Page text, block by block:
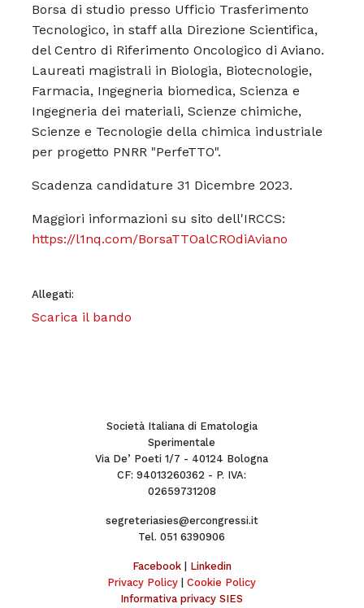
Borsa di studio presso Ufficio Trasferimento
Tecnologico, in staff alla Direzione Scientifica,
del Centro di Riferimento Oncologico di Aviano.
Laureati magistrali in Biologia, Biotecnologie,
Farmacia, Ingegneria biomedica, Scienza e
Ingegneria dei materiali, Scienze chimiche,
Scienze e Tecnologie della chimica industriale
per progetto PNRR "PerfeTTO".
Scadenza candidature 31 Dicembre 2023.
Maggiori informazioni su sito dell'IRCCS:
https://l1nq.com/BorsaTTOalCROdiAviano
Allegati:
Scarica il bando
Società Italiana di Ematologia
Sperimentale
Via De’ Poeti 1/7 - 40124 Bologna
CF: 94013260362 - P. IVA:
02659731208
segreteriasies@ercongressi.it
Tel. 051 6390906
Facebook| Linkedin
Privacy Policy |Cookie Policy
Informativa privacy SIES